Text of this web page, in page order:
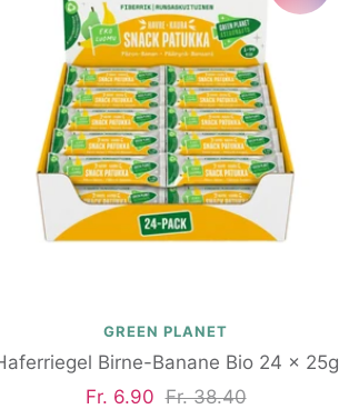
GREEN PLANET
Birne-Banane Bio 24 x 25g
Angebotspreis
Fr. 6.90 Regulärer
Fr. 38.40